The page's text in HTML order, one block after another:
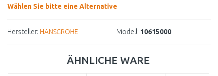
Wählen Sie bitte eine Alternative
Hersteller: HANSGROHE Modell: 10615000
ÄHNLICHE WARE